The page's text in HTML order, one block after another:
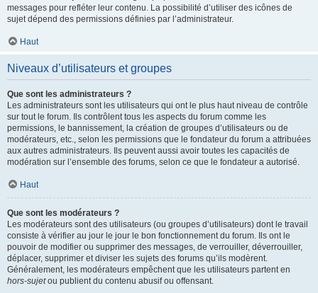
messages pour refléter leur contenu. La possibilité d’utiliser des icônes de
sujet dépend des permissions définies par l’administrateur.
Haut
Niveaux d’utilisateurs et groupes
Que sont les administrateurs ?
Les administrateurs sont les utilisateurs qui ont le plus haut niveau de contrôle
sur tout le forum. Ils contrôlent tous les aspects du forum comme les
permissions, le bannissement, la création de groupes d’utilisateurs ou de
modérateurs, etc., selon les permissions que le fondateur du forum a attribuées
aux autres administrateurs. Ils peuvent aussi avoir toutes les capacités de
modération sur l’ensemble des forums, selon ce que le fondateur a autorisé.
Haut
Que sont les modérateurs ?
Les modérateurs sont des utilisateurs (ou groupes d’utilisateurs) dont le travail
consiste à vérifier au jour le jour le bon fonctionnement du forum. Ils ont le
pouvoir de modifier ou supprimer des messages, de verrouiller, déverrouiller,
déplacer, supprimer et diviser les sujets des forums qu’ils modèrent.
Généralement, les modérateurs empêchent que les utilisateurs partent en
hors-sujetou publient du contenu abusif ou offensant.